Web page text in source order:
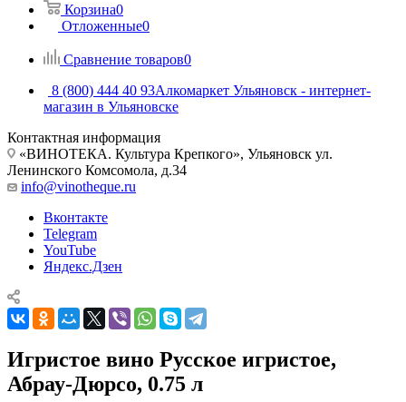
Корзина0
Отложенные0
Сравнение товаров0
8 (800) 444 40 93Алкомаркет Ульяновск - интернет-
магазин в Ульяновске
Контактная информация
«ВИНОТЕКА. Культура Крепкого», Ульяновск ул.
Ленинского Комсомола, д.34
info@vinotheque.ru
Вконтакте
Telegram
YouTube
Яндекс.Дзен
Игристое вино Русское игристое,
Абрау-Дюрсо, 0.75 л